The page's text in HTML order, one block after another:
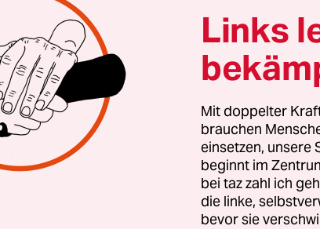
gesetzt: Alle 184 Parlamentarier stimmten
Verfassung. Dadurch wurde
dem Chef der Bewegung für demokratischen
geebnet, um am 11. Februar das Amt des
übernehmen. Die Schaffung dieses Postens
des regierenden Präsidenten Robert
Durchbruch in den festgefahrenen
politischen Krise in Simbabwe.
Links
Mit doppelter
brauchen
einsetzen, unsere
beginnt im
bei taz zahl ich
die linke,
bevor sie